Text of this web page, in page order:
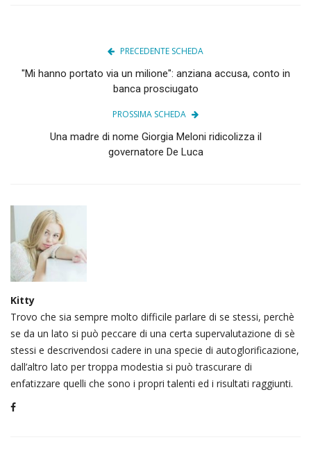
PRECEDENTE SCHEDA
"Mi hanno portato via un milione": anziana accusa, conto in
banca prosciugato
PROSSIMA SCHEDA
Una madre di nome Giorgia Meloni ridicolizza il
governatore De Luca
Kitty
Trovo che sia sempre molto difficile parlare di se stessi, perchè
se da un lato si può peccare di una certa supervalutazione di sè
stessi e descrivendosi cadere in una specie di autoglorificazione,
dall’altro lato per troppa modestia si può trascurare di
enfatizzare quelli che sono i propri talenti ed i risultati raggiunti.